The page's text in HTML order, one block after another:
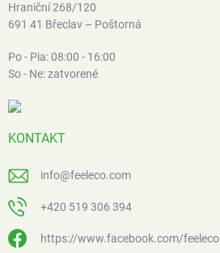
Hraniční 268/120
691 41 Břeclav – Poštorná
Po - Pia: 08:00 - 16:00
So - Ne: zatvorené
KONTAKT
info@feeleco.com
+420 519 306 394
https://www.facebook.com/feeleco